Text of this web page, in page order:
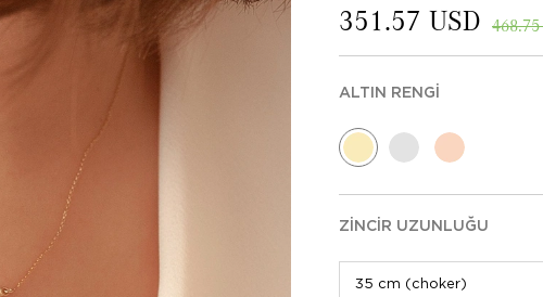
468.75
351.57 USD
ALTIN RENGI
ZINCIR UZUNLUĞU